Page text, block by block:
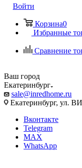
Войти
Корзина0
Избранные
Сравнение
Ваш город
Екатеринбург
sale@inredhome.ru
Екатеринбург, ул.
Вконтакте
Telegram
MAX
WhatsApp